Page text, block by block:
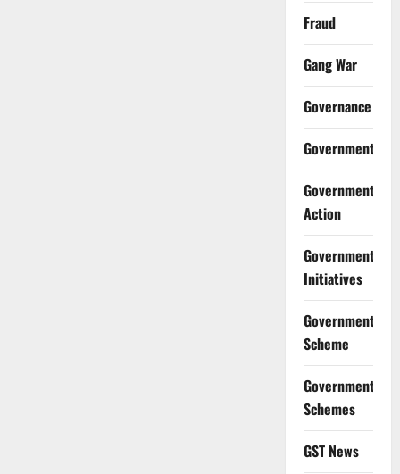
Fraud
Gang War
Governance
Government
Government
Action
Government
Initiatives
Government
Scheme
Government
Schemes
GST News